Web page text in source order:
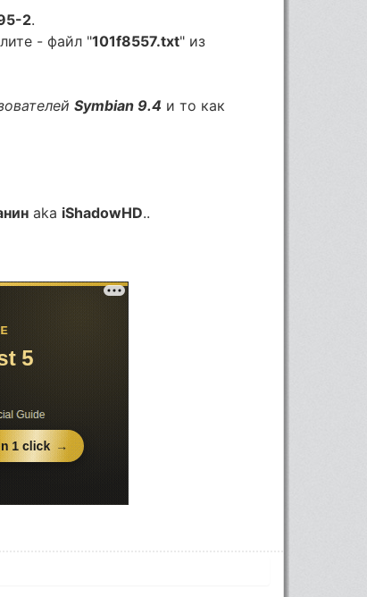
2.
- файл "101f8557.txt" из
Symbian 9.4 и то как
aka iShadowHD..